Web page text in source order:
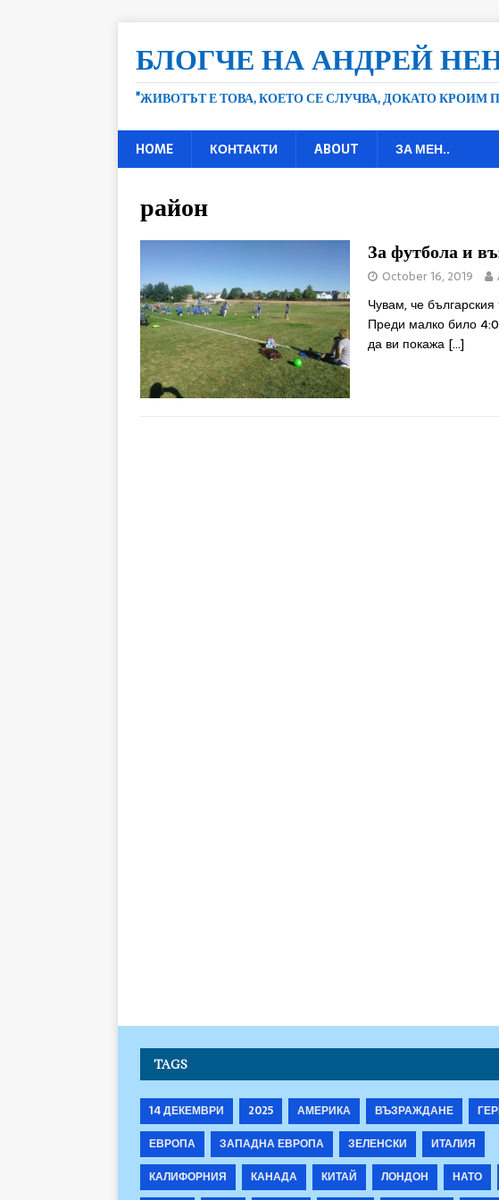
БЛОГЧЕ НА АНДРЕЙ
"ЖИВОТЪТ Е ТОВА, КОЕТО СЕ СЛУЧВА, ДОКАТО КРОИМ
HOME КОНТАКТИ ABOUT ЗА МЕН..
район
За футбола и
October 16, 2019
Чувам, че
Преди малко било
да ви покажа […]
TAGS
14 ДЕКЕМВРИ 2025 АМЕРИКА ВЪЗРАЖДАНЕ
ЕВРОПА
ЗАПАДНА ЕВРОПА ЗЕЛЕНСКИ
ИТАЛИЯ
КАЛИФОРНИЯ
КАНАДА КИТАЙ ЛОНДОН НАТО